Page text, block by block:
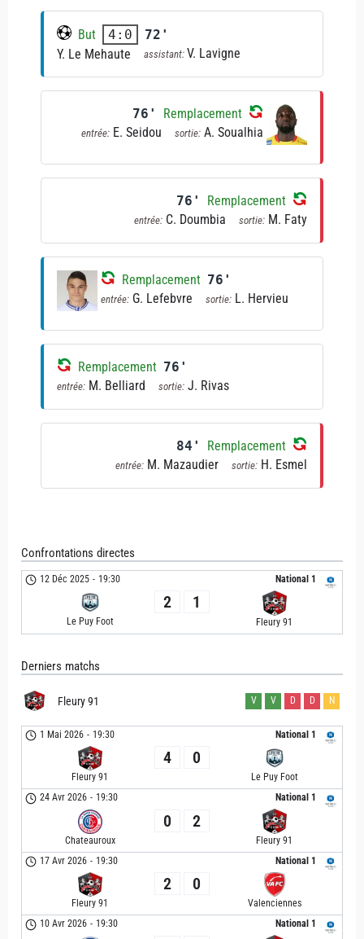
But 4:0
72'
Y. Le Mehaute
assistant: V. Lavigne
76' Remplacement
entrée: E. Seidou sortie: A. Soualhia
76' Remplacement
entrée: C. Doumbia sortie: M. Faty
Remplacement 76'
entrée: G. Lefebvre sortie: L. Hervieu
Remplacement 76'
entrée: M. Belliard sortie: J. Rivas
84' Remplacement
entrée: M. Mazaudier sortie: H. Esmel
Confrontations directes
National 1
12 Déc 2025 - 19:30
Le Puy Foot
2 1
Fleury 91
Derniers matchs
Fleury 91 V V D D N
National 1
1 Mai 2026 - 19:30
Fleury 91
4 0
Le Puy Foot
National 1
24 Avr 2026 - 19:30
Chateauroux
0 2
Fleury 91
National 1
17 Avr 2026 - 19:30
Fleury 91
2 0
Valenciennes
National 1
10 Avr 2026 - 19:30